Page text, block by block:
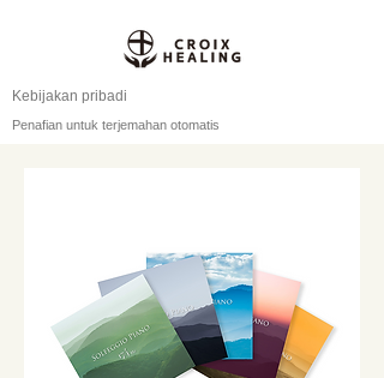
Kebijakan pribadi
Penafian untuk terjemahan otomatis